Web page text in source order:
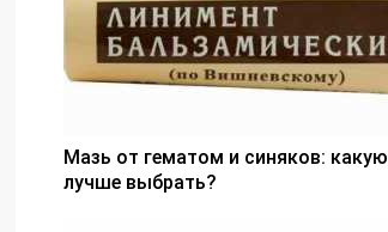
Мазь от гематом и синяков: какую
лучше выбрать?